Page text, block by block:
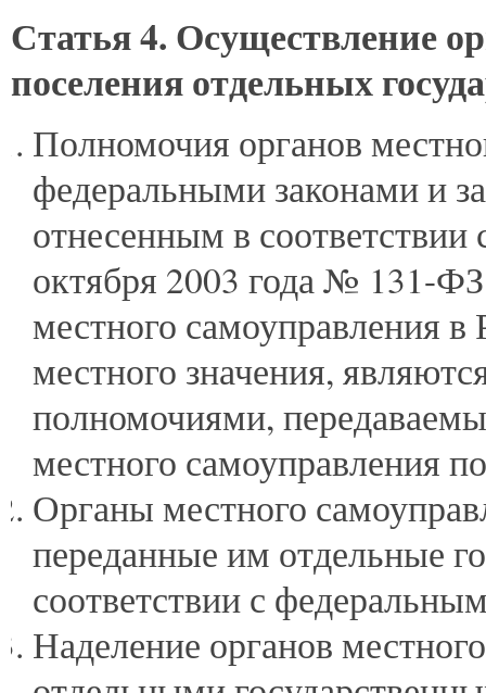
Статья 4. Осуществление
поселения отдельных
Полномочия органов
федеральными законами и
отнесенным в
октября 2003 года № 131-
местного самоуправления
местного значения,
полномочиями,
местного самоуправления
Органы местного
переданные им отдельные
соответствии с
Наделение органов